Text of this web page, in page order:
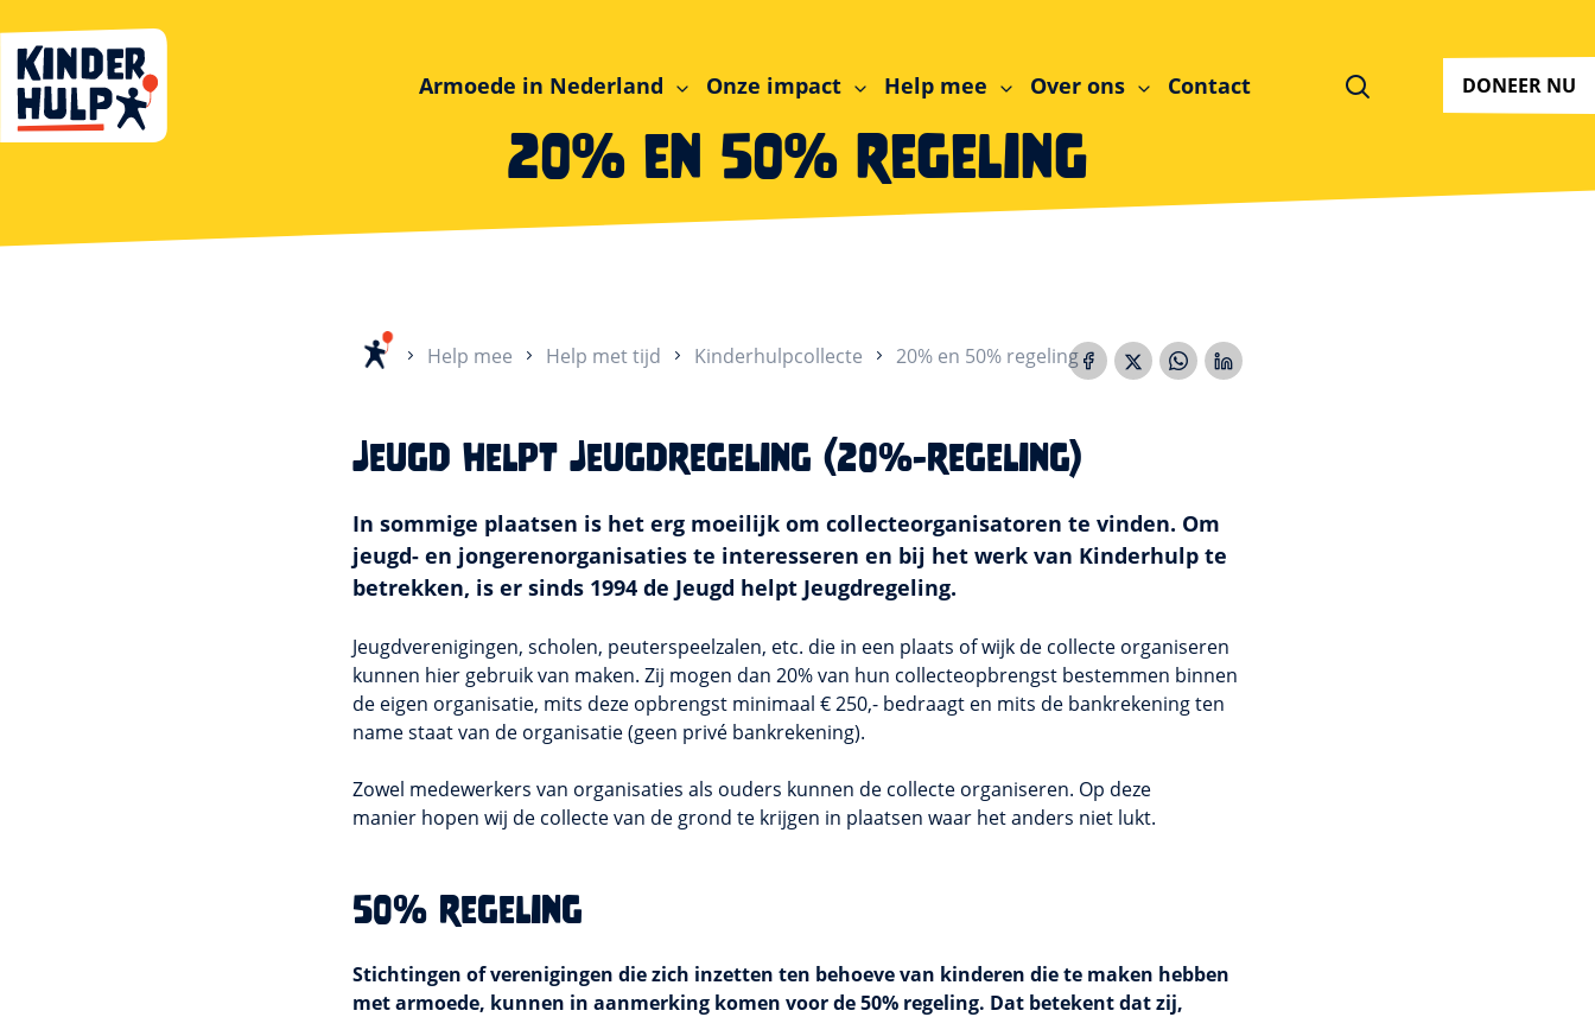
Kinderhulp
Armoede in Nederland
Onze impact Help mee Over ons Contact ZoekenDONEER NU
20% en 50% regeling
HomeHelp mee Help met tijd Kinderhulpcollecte 20% en 50% regeling
Jeugd helpt Jeugdregeling (20%-regeling)
In sommige plaatsen is het erg moeilijk om collecteorganisatoren te vinden. Om
jeugd- en jongerenorganisaties te interesseren en bij het werk van Kinderhulp te
betrekken, is er sinds 1994 de Jeugd helpt Jeugdregeling.
Jeugdverenigingen, scholen, peuterspeelzalen, etc. die in een plaats of wijk de collecte organiseren
kunnen hier gebruik van maken. Zij mogen dan 20% van hun collecteopbrengst bestemmen binnen
de eigen organisatie, mits deze opbrengst minimaal € 250,- bedraagt en mits de bankrekening ten
name staat van de organisatie (geen privé bankrekening).
Zowel medewerkers van organisaties als ouders kunnen de collecte organiseren. Op deze
manier hopen wij de collecte van de grond te krijgen in plaatsen waar het anders niet lukt.
50% regeling
Stichtingen of verenigingen die zich inzetten ten behoeve van kinderen die te maken hebben
met armoede, kunnen in aanmerking komen voor de 50% regeling. Dat betekent dat zij,